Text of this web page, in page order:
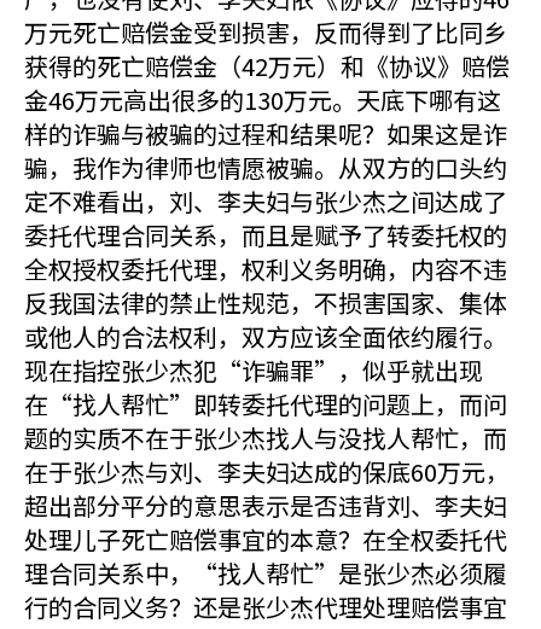
万元死亡赔偿金受到损害，反而得到了比同乡
获得的死亡赔偿金（42万元）和《协议》赔偿
金46万元高出很多的130万元。天底下哪有这
样的诈骗与被骗的过程和结果呢？如果这是诈
骗，我作为律师也情愿被骗。从双方的口头约
定不难看出，刘、李夫妇与张少杰之间达成了
委托代理合同关系，而且是赋予了转委托权的
全权授权委托代理，权利义务明确，内容不违
反我国法律的禁止性规范，不损害国家、集体
或他人的合法权利，双方应该全面依约履行。
现在指控张少杰犯“诈骗罪”，似乎就出现
在“找人帮忙”即转委托代理的问题上，而问
题的实质不在于张少杰找人与没找人帮忙，而
在于张少杰与刘、李夫妇达成的保底60万元，
超出部分平分的意思表示是否违背刘、李夫妇
处理儿子死亡赔偿事宜的本意？在全权委托代
理合同关系中，“找人帮忙”是张少杰必须履
行的合同义务？还是张少杰代理处理赔偿事宜